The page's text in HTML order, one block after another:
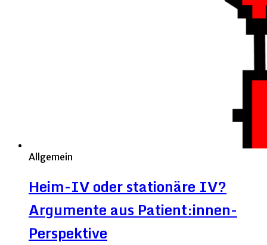
Allgemein
Heim-IV oder stationäre IV?
Argumente aus Patient:innen-
Perspektive